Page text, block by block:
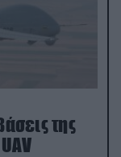
της